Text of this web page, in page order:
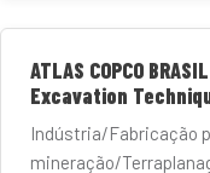
ATLAS COPCO
Excavation
Indústria/Fabricação
mineração/